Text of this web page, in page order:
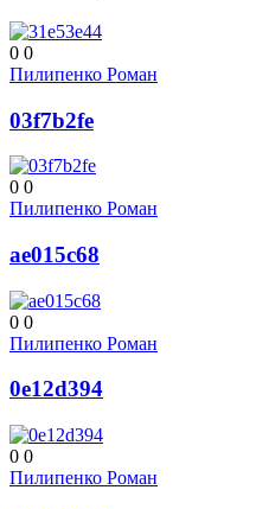
0 0
Пилипенко Роман
03f7b2fe
0 0
Пилипенко Роман
ae015c68
0 0
Пилипенко Роман
0e12d394
0 0
Пилипенко Роман